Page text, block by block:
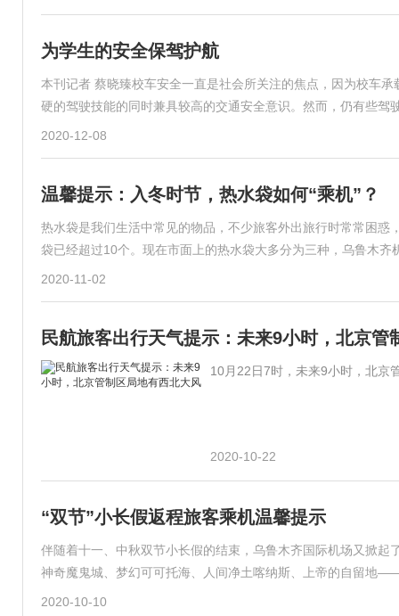
为学生的安全保驾护航
本刊记者 蔡晓臻校车安全一直是社会所关注的焦点，因为校车
硬的驾驶技能的同时兼具较高的交通安全意识。然而，仍有些驾
2020-12-08
温馨提示：入冬时节，热水袋如何“乘机”？
热水袋是我们生活中常见的物品，不少旅客外出旅行时常常困
袋已经超过10个。现在市面上的热水袋大多分为三种，乌鲁木齐
2020-11-02
民航旅客出行天气提示：未来9小时，北京管
10月22日7时，未来9小时，北京
2020-10-22
“双节”小长假返程旅客乘机温馨提示
伴随着十一、中秋双节小长假的结束，乌鲁木齐国际机场又掀
神奇魔鬼城、梦幻可可托海、人间净土喀纳斯、上帝的自留地
2020-10-10